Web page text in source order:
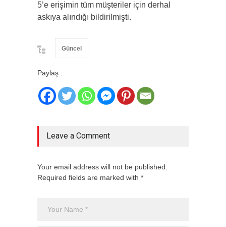
5’e erişimin tüm müşteriler için derhal
askıya alındığı bildirilmişti.
Güncel
Paylaş :
Leave a Comment
Your email address will not be published.
Required fields are marked with *